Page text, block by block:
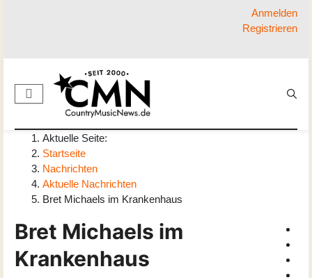
Anmelden
Registrieren
Aktuelle Seite:
Startseite
Nachrichten
Aktuelle Nachrichten
Bret Michaels im Krankenhaus
Bret Michaels im
Krankenhaus